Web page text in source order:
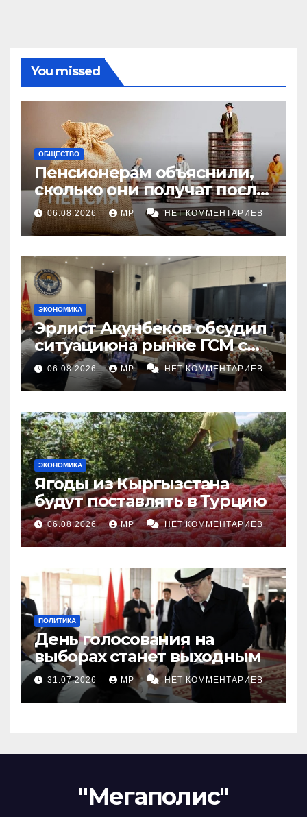
You missed
ОБЩЕСТВО
Пенсионерам объяснили,
сколько они получат после
индексации
06.08.2026 MP НЕТ КОММЕНТАРИЕВ
ЭКОНОМИКА
Эрлист Акунбеков обсудил
ситуациюна рынке ГСМ с
топливными компаниями
06.08.2026 MP НЕТ КОММЕНТАРИЕВ
ЭКОНОМИКА
Ягоды из Кыргызстана
будут поставлять в Турцию
06.08.2026 MP НЕТ КОММЕНТАРИЕВ
ПОЛИТИКА
День голосования на
выборах станет выходным
31.07.2026 MP НЕТ КОММЕНТАРИЕВ
"Мегаполис"